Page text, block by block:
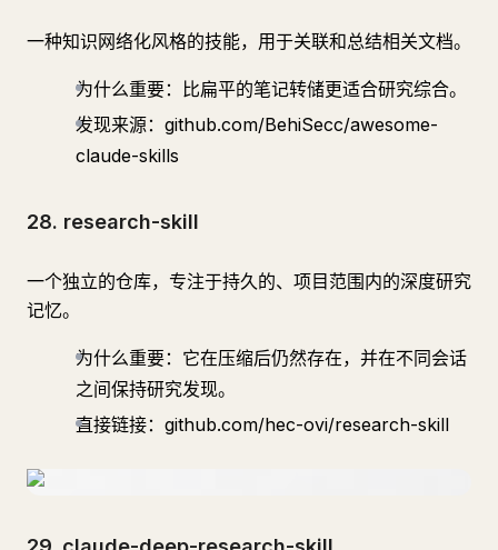
一种知识网络化风格的技能，用于关联和总结相关文档。
为什么重要：比扁平的笔记转储更适合研究综合。
发现来源：github.com/BehiSecc/awesome-
claude-skills
28. research-skill
一个独立的仓库，专注于持久的、项目范围内的深度研究
记忆。
为什么重要：它在压缩后仍然存在，并在不同会话
之间保持研究发现。
直接链接：github.com/hec-ovi/research-skill